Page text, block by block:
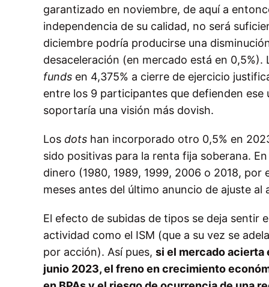
garantizado en noviembre, de aquí a
independencia de su calidad, no será
diciembre podría producirse una
desaceleración (en mercado está en
funds en 4,375% a cierre de ejercicio
entre los 9 participantes que defienden ese
soportaría una visión más dovish.
Los dots han incorporado otro 0,5% en
sido positivas para la renta fija soberana.
dinero (1980, 1989, 1999, 2006 o 2018,
meses antes del último anuncio de ajuste al
El efecto de subidas de tipos se deja sentir
actividad como el ISM (que a su vez se
por acción). Así pues, si el mercado acierta
junio 2023, el freno en crecimiento